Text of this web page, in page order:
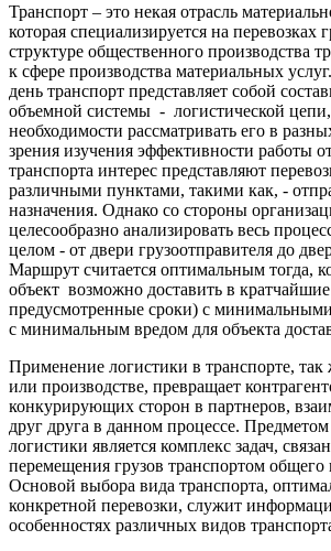
Транспорт – это некая отрасль
которая специализируется на перевозках
структуре общественного производства
к сфере производства материальных
день транспорт представляет собой
объемной системы - логистической цепи,
необходимости рассматривать его в
зрения изучения эффективности работы
транспорта интерес представляют
различными пунктами, такими как, -
назначения. Однако со стороны
целесообразно анализировать весь
целом - от двери грузоотправителя до
Маршрут считается оптимальным тогда,
объект возможно доставить в
предусмотренные сроки) с минимальными
с минимальным вредом для объекта
Применение логистики в транспорте, так
или производстве, превращает
конкурирующих сторон в партнеров,
друг друга в данном процессе.
логистики является комплекс задач,
перемещения грузов транспортом общего
Основой выбора вида транспорта,
конкретной перевозки, служит
особенностях различных видов